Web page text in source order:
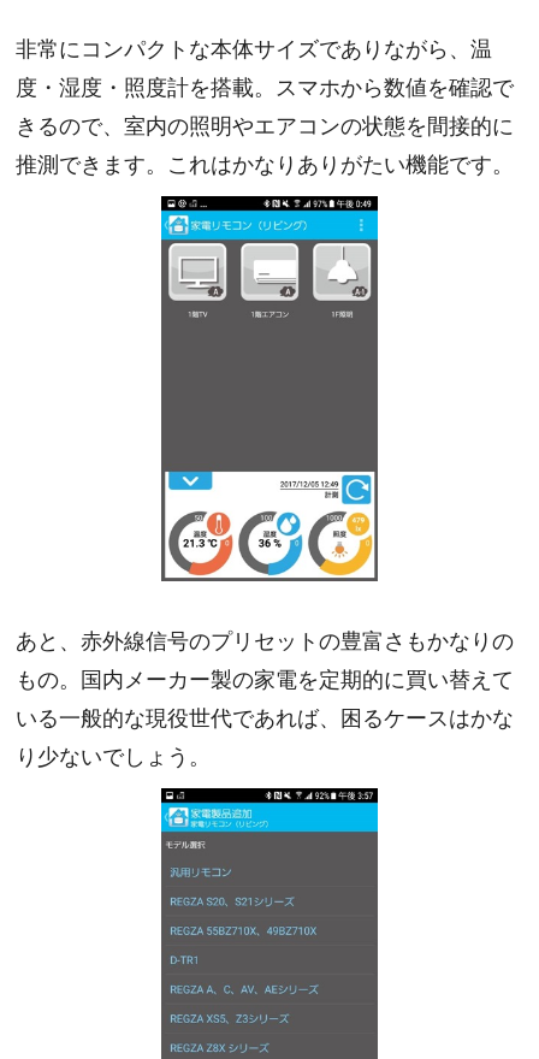
非常にコンパクトな本体サイズでありながら、温
度・湿度・照度計を搭載。スマホから数値を確認で
きるので、室内の照明やエアコンの状態を間接的に
推測できます。これはかなりありがたい機能です。
あと、赤外線信号のプリセットの豊富さもかなりの
もの。国内メーカー製の家電を定期的に買い替えて
いる一般的な現役世代であれば、困るケースはかな
り少ないでしょう。